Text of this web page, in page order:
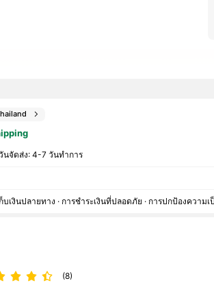
นจัดส่ง:4-7 วันทำการ
บเงินปลายทาง · การชำระเงินที่ปลอดภัย · การปกป้องความ
(8)